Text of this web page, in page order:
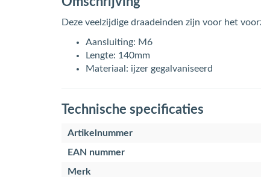
Deze veelzijdige draadeinden zijn voor het
Aansluiting: M6
Lengte: 140mm
Materiaal: ijzer gegalvaniseerd
Technische specificaties
Artikelnummer
EAN nummer
Merk